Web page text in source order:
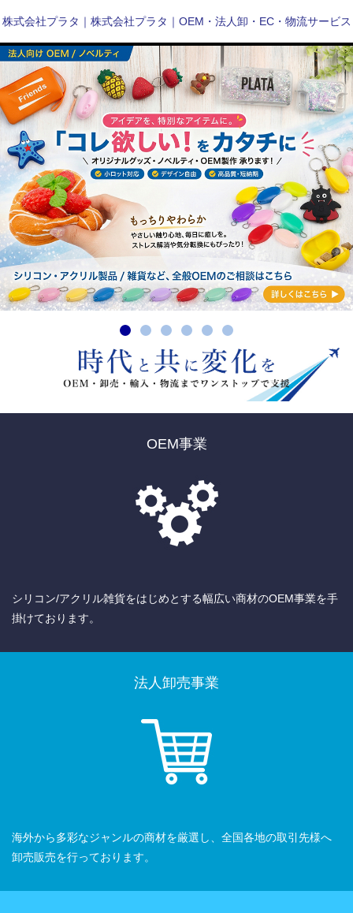
株式会社プラタ｜株式会社プラタ｜OEM・法人卸・EC・物流サービス
OEM事業
シリコン/アクリル雑貨をはじめとする幅広い商材のOEM事業を手
掛けております。
法人卸売事業
海外から多彩なジャンルの商材を厳選し、全国各地の取引先様へ
卸売販売を行っております。